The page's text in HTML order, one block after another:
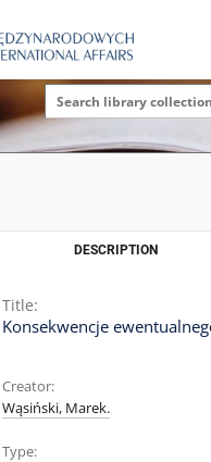
DESCRIPTION
Title:
Konsekwencje
Creator:
Wąsiński, Marek.
Type: